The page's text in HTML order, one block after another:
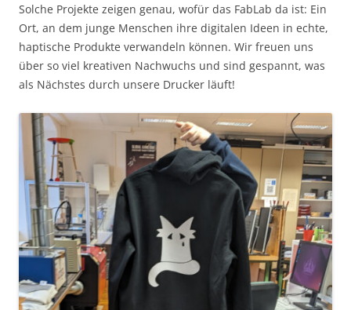
Solche Projekte zeigen genau, wofür das FabLab da ist: Ein
Ort, an dem junge Menschen ihre digitalen Ideen in echte,
haptische Produkte verwandeln können. Wir freuen uns
über so viel kreativen Nachwuchs und sind gespannt, was
als Nächstes durch unsere Drucker läuft!